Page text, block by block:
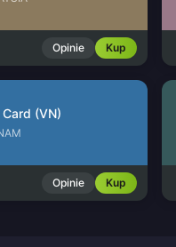
Opinie Kup
(VN)
Opinie Kup